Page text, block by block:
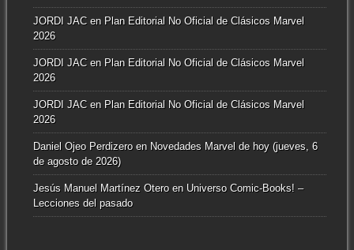
JORDI JACen Plan Editorial No Oficial de Clásicos Marvel
2026
JORDI JACen Plan Editorial No Oficial de Clásicos Marvel
2026
JORDI JACen Plan Editorial No Oficial de Clásicos Marvel
2026
Daniel Ojeo Perdizeroen Novedades Marvel de hoy (jueves, 6
de agosto de 2026)
Jesús Manuel Martínez Oteroen Universo Comic-Books! –
Lecciones del pasado